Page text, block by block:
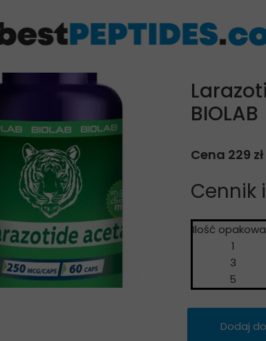
BIOLAB
Cena 229 zł
Cennik
Ilość
1
3
5
Dodaj